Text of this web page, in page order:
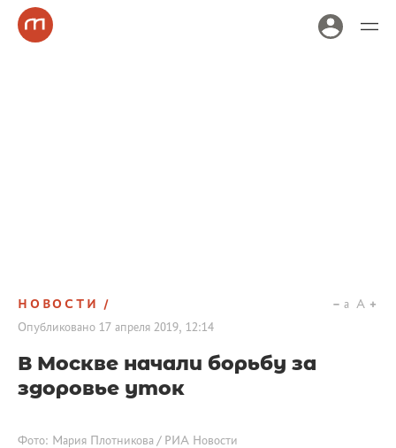
НОВОСТИ
Опубликовано 17 апреля 2019, 12:14
a A
В Москве начали борьбу за
здоровье уток
Фото: Мария Плотникова / РИА Новости